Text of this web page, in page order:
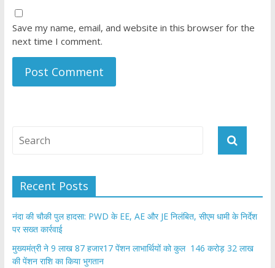
Save my name, email, and website in this browser for the
next time I comment.
Recent Posts
नंदा की चौकी पुल हादसा: PWD के EE, AE और JE निलंबित, सीएम धामी के निर्देश
पर सख्त कार्रवाई
मुख्यमंत्री ने 9 लाख 87 हजार17 पेंशन लाभार्थियों को कुल 146 करोड़ 32 लाख
की पेंशन राशि का किया भुगतान